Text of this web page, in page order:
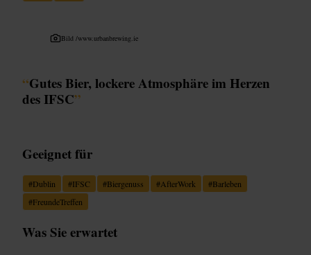
Bild /www.urbanbrewing.ie
“Gutes Bier, lockere Atmosphäre im Herzen
des IFSC”
Geeignet für
#Dublin #IFSC #Biergenuss #AfterWork #Barleben
#FreundeTreffen
Was Sie erwartet